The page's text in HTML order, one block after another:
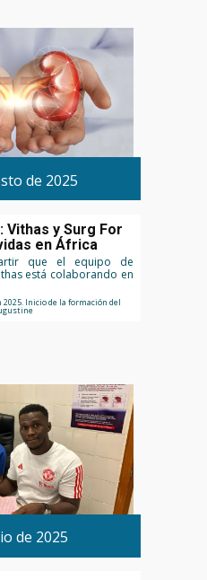
de 2025
Vithas y Surg For
en África
que el equipo de
está colaborando en
2025. Inicio de la formación del
de 2025